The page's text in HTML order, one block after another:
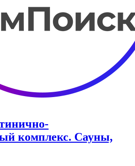
комплекс. Сауны,